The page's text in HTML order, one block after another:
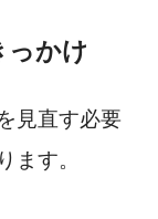
っかけ
見直す必要
ます。